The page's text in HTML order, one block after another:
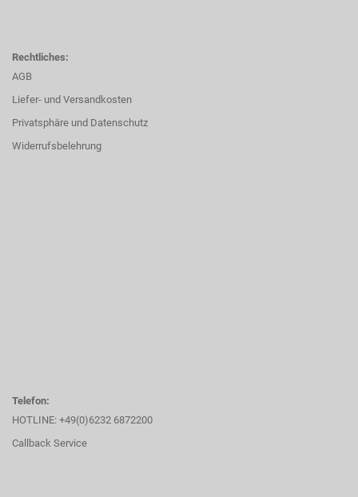
Rechtliches:
AGB
Liefer- und Versandkosten
Privatsphäre und Datenschutz
Widerrufsbelehrung
Telefon:
HOTLINE: +49(0)6232 6872200
Callback Service